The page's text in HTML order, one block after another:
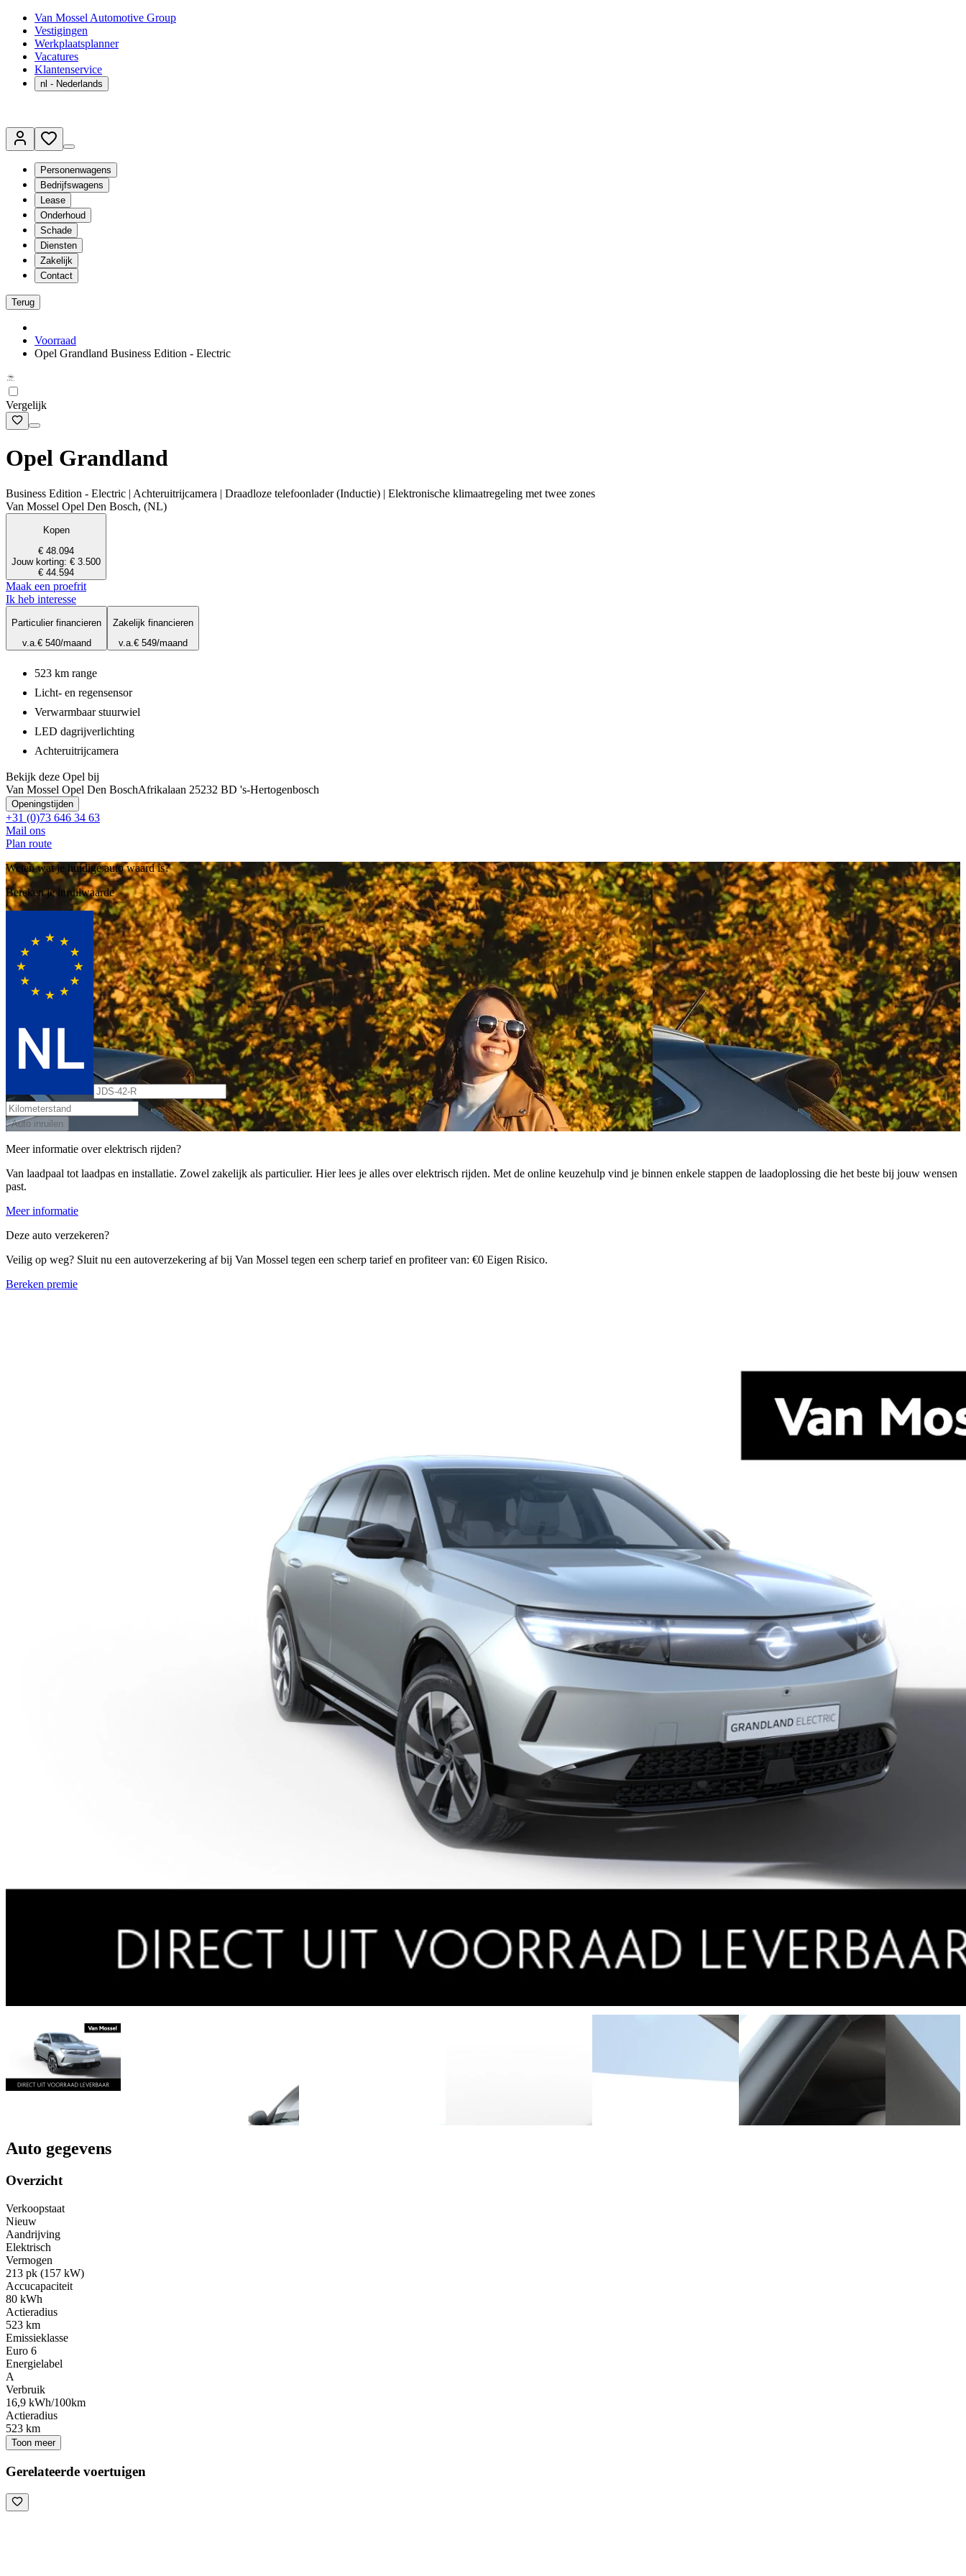
Van Mossel Automotive Group
Vestigingen
Werkplaatsplanner
Vacatures
Klantenservice
nl - Nederlands
Personenwagens
Bedrijfswagens
Lease
Onderhoud
Schade
Diensten
Zakelijk
Contact
Terug
Voorraad
Opel Grandland Business Edition - Electric
Vergelijk
Opel Grandland
Business Edition - Electric | Achteruitrijcamera | Draadloze telefoonlader (Inductie) | Elektronische klimaatregeling met twee zones
Van Mossel Opel Den Bosch, (NL)
Kopen
€ 48.094
Jouw korting: € 3.500
€ 44.594
Maak een proefrit
Ik heb interesse
Particulier financieren
v.a.€ 540/maand
Zakelijk financieren
v.a.€ 549/maand
523 km range
Licht- en regensensor
Verwarmbaar stuurwiel
LED dagrijverlichting
Achteruitrijcamera
Bekijk deze Opel bij
Van Mossel Opel Den BoschAfrikalaan 25232 BD 's-Hertogenbosch
Openingstijden
+31 (0)73 646 34 63
Mail ons
Plan route
Weten wat je huidige auto waard is?
Bereken je inruilwaarde
Auto inruilen
Meer informatie over elektrisch rijden?
Van laadpaal tot laadpas en installatie. Zowel zakelijk als particulier. Hier lees je alles over elektrisch rijden. Met de online keuzehulp vind je binnen enkele stappen de laadoplossing die het beste bij jouw wensen
past.
Meer informatie
Deze auto verzekeren?
Veilig op weg? Sluit nu een autoverzekering af bij Van Mossel tegen een scherp tarief en profiteer van: €0 Eigen Risico.
Bereken premie
Auto gegevens
Overzicht
Verkoopstaat
Nieuw
Aandrijving
Elektrisch
Vermogen
213 pk (157 kW)
Accucapaciteit
80 kWh
Actieradius
523 km
Emissieklasse
Euro 6
Energielabel
A
Verbruik
16,9 kWh/100km
Actieradius
523 km
Toon meer
Gerelateerde voertuigen